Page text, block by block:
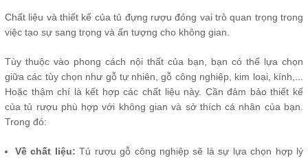
Chất liệu và thiết kế của tủ đựng rượu đóng vai trò quan trọng trong
việc tạo sự sang trọng và ấn tượng cho không gian.
Tùy thuộc vào phong cách nội thất của bạn, bạn có thể lựa chọn
giữa các tùy chọn như gỗ tự nhiên, gỗ công nghiệp, kim loại, kính,...
Hoặc thậm chí là kết hợp các chất liệu này. Cần đảm bảo thiết kế
của tủ rượu phù hợp với không gian và sở thích cá nhân của bạn.
Trong đó:
Về chất liệu: Tủ rượu gỗ công nghiệp sẽ là sự lựa chọn hợp lý